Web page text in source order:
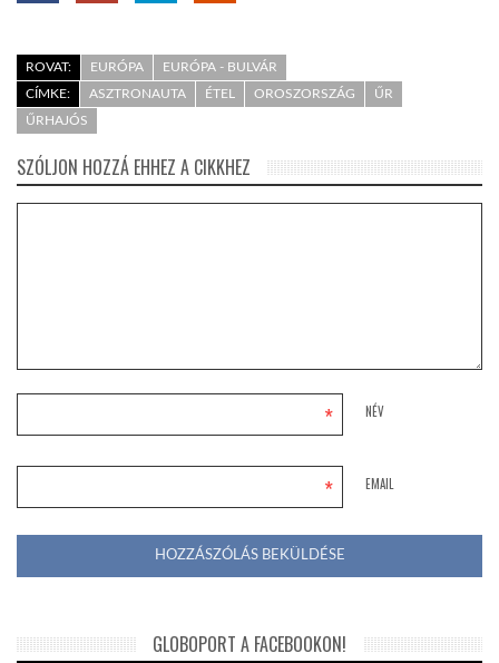
ROVAT: EURÓPA
EURÓPA - BULVÁR
CÍMKE:
ASZTRONAUTA ÉTEL OROSZORSZÁG
ŰR
ŰRHAJÓS
SZÓLJON HOZZÁ EHHEZ A CIKKHEZ
NÉV
*
EMAIL
*
GLOBOPORT A FACEBOOKON!